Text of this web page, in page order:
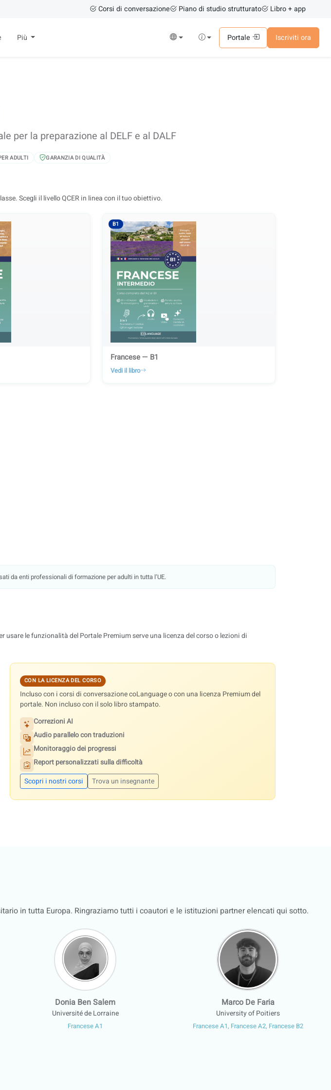
Corsi di conversazione Piano di studio strutturato Libro + app
Portale Iscriviti ora
Più
per la preparazione al DELF e al DALF
ADULTI GARANZIA DI QUALITÀ
Scegli il livello QCER in linea con il tuo obiettivo.
B1
Francese — B1
Vedi il libro
da enti professionali di formazione per adulti in tutta l’UE.
le funzionalità del Portale Premium serve una licenza del corso o lezioni di
CON LA LICENZA DEL CORSO
Incluso con i corsi di conversazione coLanguage o con una licenza Premium del
portale. Non incluso con il solo libro stampato.
Correzioni AI
Audio parallelo con traduzioni
Monitoraggio dei progressi
Report personalizzati sulla difficoltà
Scopri i nostri corsi
Trova un insegnante
in tutta Europa. Ringraziamo tutti i coautori e le istituzioni partner elencati qui sotto.
Donia Ben Salem
Université de Lorraine
Francese A1
Marco De Faria
University of Poitiers
Francese A1, Francese A2, Francese B2